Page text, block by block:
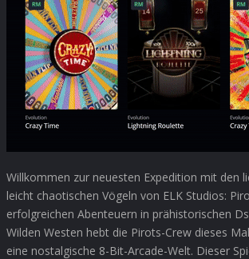
Willkommen zur neuesten Expedition mit den
leicht chaotischen Vögeln von ELK Studios:
erfolgreichen Abenteuern in prähistorischen
Wilden Westen hebt die Pirots-Crew dieses
eine nostalgische 8-Bit-Arcade-Welt. Dieser